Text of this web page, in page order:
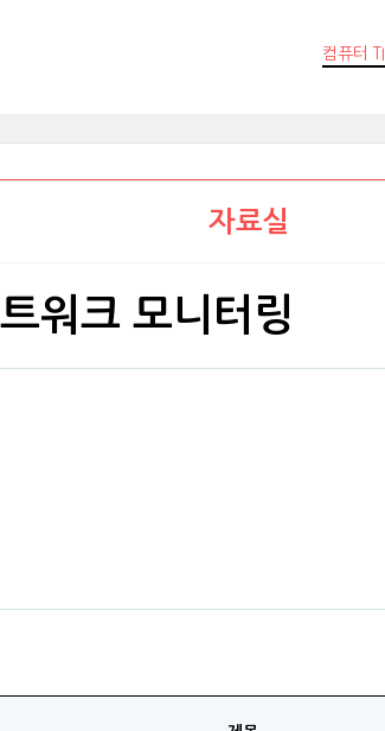
컴퓨터
자료실
워크 모니터링